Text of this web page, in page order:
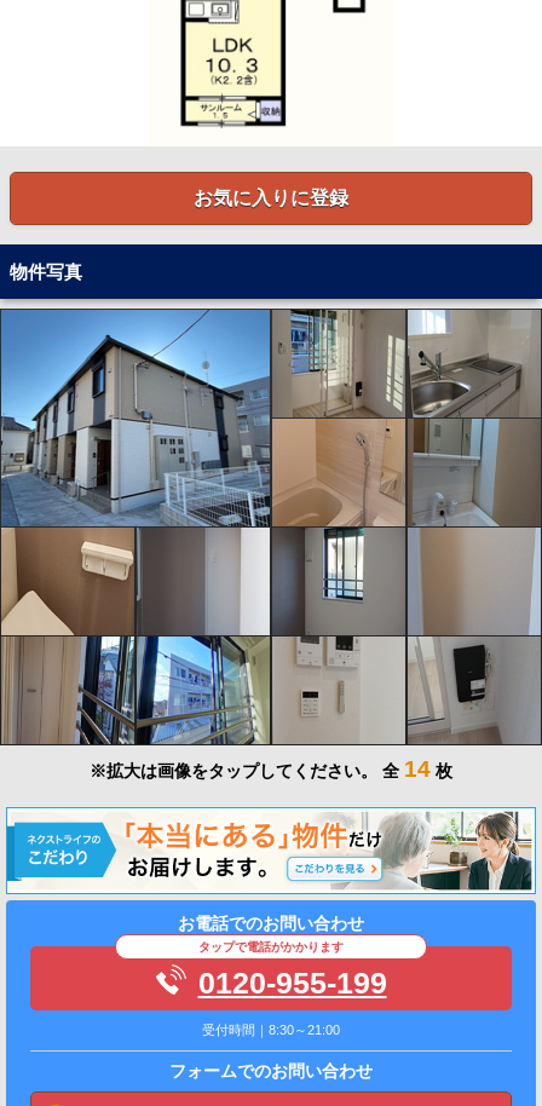
お気に入りに登録
物件写真
※拡大は画像をタップしてください。 全 14 枚
お電話でのお問い合わせ
タップで電話がかかります
0120-955-199
受付時間｜8:30～21:00
フォームでのお問い合わせ